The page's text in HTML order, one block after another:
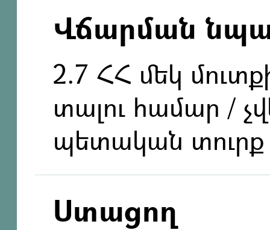
Վճարման
2.7 ՀՀ մեկ
տալու համար /
պետական տուրք
Ստացող